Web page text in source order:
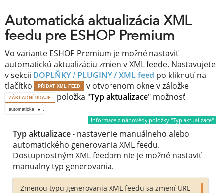
Automatická aktualizácia XML
feedu pre ESHOP Premium
Vo variante ESHOP Premium je možné nastaviť
automatickú aktualizáciu zmien v XML feede. Nastavujete
v sekcii DOPLŇKY / PLUGINY /XML feed po kliknutí na
tlačítko
PŘIDAT XML FEED v otvorenom okne v záložke
ZÁKLADNÍ ÚDAJE položka "Typ aktualizace" možnosť
automatická .
Informace z nápovědy položky "Typ aktualizace"
Typ aktualizace- nastavenie manuálneho alebo
automatického generovania XML feedu.
Dostupnostným XML feedom nie je možné nastaviť
manuálny typ generovania.
Zmenou typu generovania XML feedu sa zmení URL